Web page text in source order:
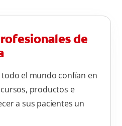
de
el mundo confían en
productos e
a sus pacientes un